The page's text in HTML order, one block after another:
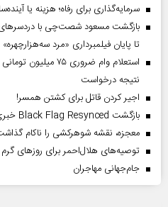
سرمایه‌گذاری برای رفاه؛ هزینه یا
بازگشت مسعود شصت‌چی با دردسر‌های
تا پایان فیلمبرداری «مرد سه‌هزارچهره»
استعلام وام ضروری
نتیجه درخواست
اجیر کردن قاتل برای کشتن همسر!
بازگشت Black Flag Resynced خبری جذاب برای دوستداران بازی
معجزه، نقشه شوهرکشی را ناکام
توصیه‌های هلال‌احمر برای روز‌های گرم
جام‌جهانی مهاجران